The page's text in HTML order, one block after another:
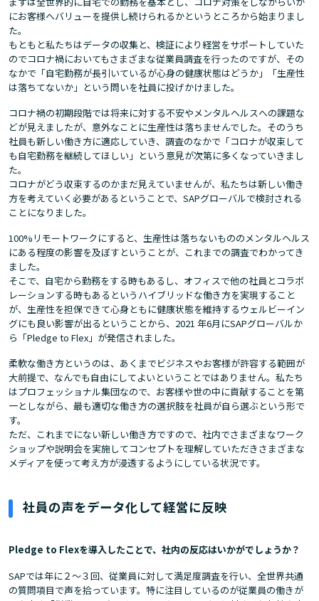
にお客様へバリューを提供し続けられるかというところから始まりまし
た。
もともと私たちはデータの収集と、検証により経営をサポートしていた
のでコロナ禍においてもさまざまな従業員調査を行ったのですが、その
なかで「自宅勤務が長引いているが心身の健康状態はどうか」「生産性
は落ちてないか」という問いを社員に投げかけました。
コロナ禍の初期段階では将来に対する不安やメンタルヘルスへの課題な
どが見えましたが、意外なことに生産性は落ちませんでした。そのうち
社員も新しい働き方に適応していき、調査のなかで「コロナが収束して
も自宅勤務を継続してほしい」という意見が次第に多くなっていきまし
た。
コロナがどう収束するのかまだ見えていませんが、私たちは新しい働き
方を考えていく必要があるということで、SAPグローバルで検討される
ことになりました。
100%リモートワークにすると、生産性は落ちないもののメンタルヘルス
にある程度の影響を及ぼすということが、これまでの調査でわかってき
ました。
そこで、自宅から勤務をする時もあるし、オフィスで他の社員とコラボ
レーションする時もあるというハイブリッドな働き方を実現すること
が、生産性を担保できて心身ともに健康状態を維持するウェルビーイン
グにも良い影響が出るということから、2021 年6月にSAPグローバルか
ら「Pledge to Flex」が発信されました。
柔軟な働き方というのは、あくまでビジネスやお客様が許容する範囲が
大前提で、なんでも自由にしてよいということではありません。私たち
はプロフェッショナル集団なので、お客様や世の中に貢献することを第
一としながら、最も適切な働き方の選択肢を社員が自ら選ぶという形で
す。
ただ、これまでにない新しい働き方ですので、社内でさまざまなワーク
ショップや説明会を実施してコンセプトを理解していただきさまざまな
メディアを使って考え方が浸透するようにしている状況です。
社員の声をデータ化して経営に反映
Pledge to Flexを導入したことで、社内の反応はいかがでしょうか？
SAPでは年に２～３回、従業員に対して満足度調査を行い、全世界共通
の質問項目で声を拾っています。特に注目しているのが従業員の働きが